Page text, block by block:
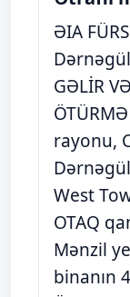
ƏIA
GƏLİR
rayonu,
West
OTAQ
Mənzil
binanın